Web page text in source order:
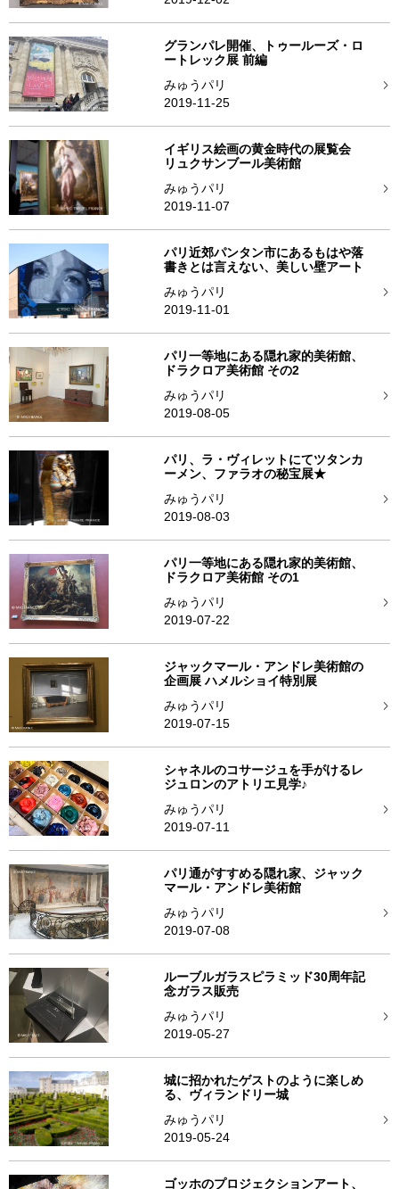
グランパレ開催、トゥールーズ・ロ
ートレック展 前編
みゅうパリ
2019-11-25
イギリス絵画の黄金時代の展覧会
リュクサンブール美術館
みゅうパリ
2019-11-07
パリ近郊パンタン市にあるもはや落
書きとは言えない、美しい壁アート
みゅうパリ
2019-11-01
パリ一等地にある隠れ家的美術館、
ドラクロア美術館 その2
みゅうパリ
2019-08-05
パリ、ラ・ヴィレットにてツタンカ
ーメン、ファラオの秘宝展★
みゅうパリ
2019-08-03
パリ一等地にある隠れ家的美術館、
ドラクロア美術館 その1
みゅうパリ
2019-07-22
ジャックマール・アンドレ美術館の
企画展 ハメルショイ特別展
みゅうパリ
2019-07-15
シャネルのコサージュを手がけるレ
ジュロンのアトリエ見学♪
みゅうパリ
2019-07-11
パリ通がすすめる隠れ家、ジャック
マール・アンドレ美術館
みゅうパリ
2019-07-08
ルーブルガラスピラミッド30周年記
念ガラス販売
みゅうパリ
2019-05-27
城に招かれたゲストのように楽しめ
る、ヴィランドリー城
みゅうパリ
2019-05-24
ゴッホのプロジェクションアート、